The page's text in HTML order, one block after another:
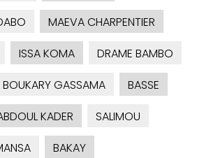
MAEVA CHARPENTIER
ISSA KOMA
DRAME BAMBO
BOUKARY GASSAMA
BASSE
KADER
SALIMOU
BAKAY